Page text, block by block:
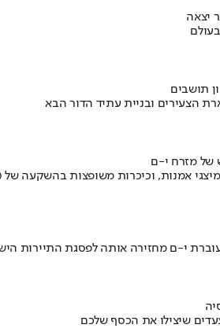
יצאה
הצעירים ובניית עתיד הדור הבא
של מזרח י-ם
י-ם מחזירה אותה לפסגת התיירות
שיצילו את הכסף שלכם